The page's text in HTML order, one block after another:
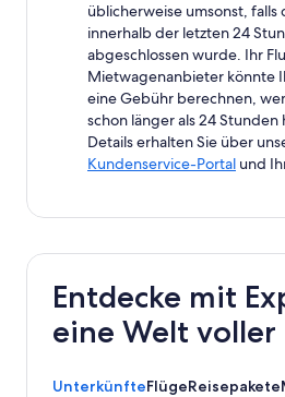
üblicherweise umsonst, falls
innerhalb der letzten 24
abgeschlossen wurde. Ihr
Mietwagenanbieter könnte
eine Gebühr berechnen,
schon länger als 24 Stunden
Details erhalten Sie über
Kundenservice-Portal und
Entdecke mit
eine Welt voller
UnterkünfteFlügeReisepakete